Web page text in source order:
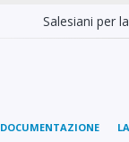
Salesiani per
DOCUMENTAZIONE